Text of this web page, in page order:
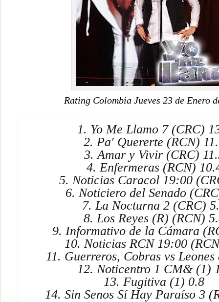
Rating Colombia Jueves 23 de Enero
1. Yo Me Llamo 7 (CRC)
2. Pa' Quererte (RCN)
3. Amar y Vivir (CRC)
4. Enfermeras (RCN)
5. Noticias Caracol 19:00
6. Noticiero del Senado
7. La Nocturna 2 (CRC)
8. Los Reyes (R) (RCN)
9. Informativo de la Cámara
10. Noticias RCN 19:00
11. Guerreros, Cobras vs
12. Noticentro 1 CM& (1)
13. Fugitiva (1) 0.8
14. Sin Senos Sí Hay Paraíso 3